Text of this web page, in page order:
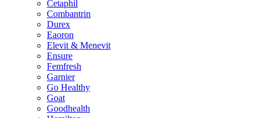
Cetaphil
Combantrin
Durex
Eaoron
Elevit & Menevit
Ensure
Femfresh
Garnier
Go Healthy
Goat
Goodhealth